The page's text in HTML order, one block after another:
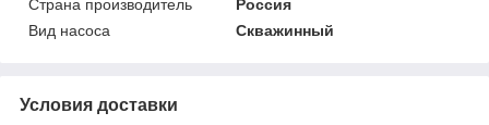
Страна производитель
Россия
Вид насоса
Скважинный
Условия доставки